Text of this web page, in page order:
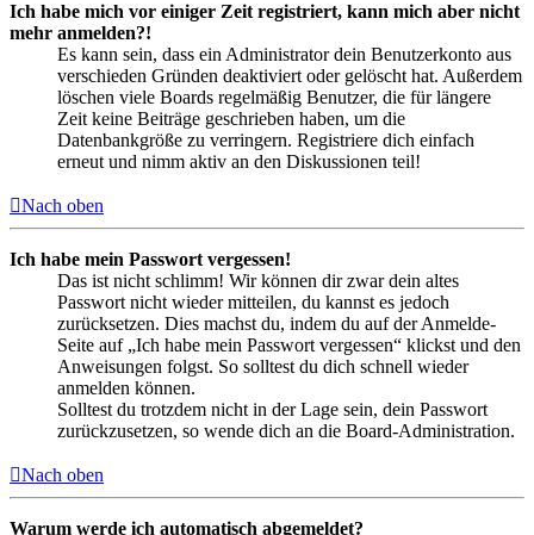
Ich habe mich vor einiger Zeit registriert, kann mich aber nicht
mehr anmelden?!
Es kann sein, dass ein Administrator dein Benutzerkonto aus
verschieden Gründen deaktiviert oder gelöscht hat. Außerdem
löschen viele Boards regelmäßig Benutzer, die für längere
Zeit keine Beiträge geschrieben haben, um die
Datenbankgröße zu verringern. Registriere dich einfach
erneut und nimm aktiv an den Diskussionen teil!
Nach oben
Ich habe mein Passwort vergessen!
Das ist nicht schlimm! Wir können dir zwar dein altes
Passwort nicht wieder mitteilen, du kannst es jedoch
zurücksetzen. Dies machst du, indem du auf der Anmelde-
Seite auf „Ich habe mein Passwort vergessen“ klickst und den
Anweisungen folgst. So solltest du dich schnell wieder
anmelden können.
Solltest du trotzdem nicht in der Lage sein, dein Passwort
zurückzusetzen, so wende dich an die Board-Administration.
Nach oben
Warum werde ich automatisch abgemeldet?